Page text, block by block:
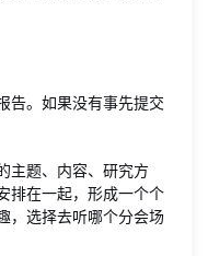
告。如果没有事先提交
主题、内容、研究方
排在一起，形成一个个
，选择去听哪个分会场